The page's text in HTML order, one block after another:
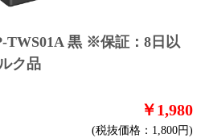
TWS01A 黒 ※保証：8日以
ク品
￥1,980
(税抜価格：1,800円)